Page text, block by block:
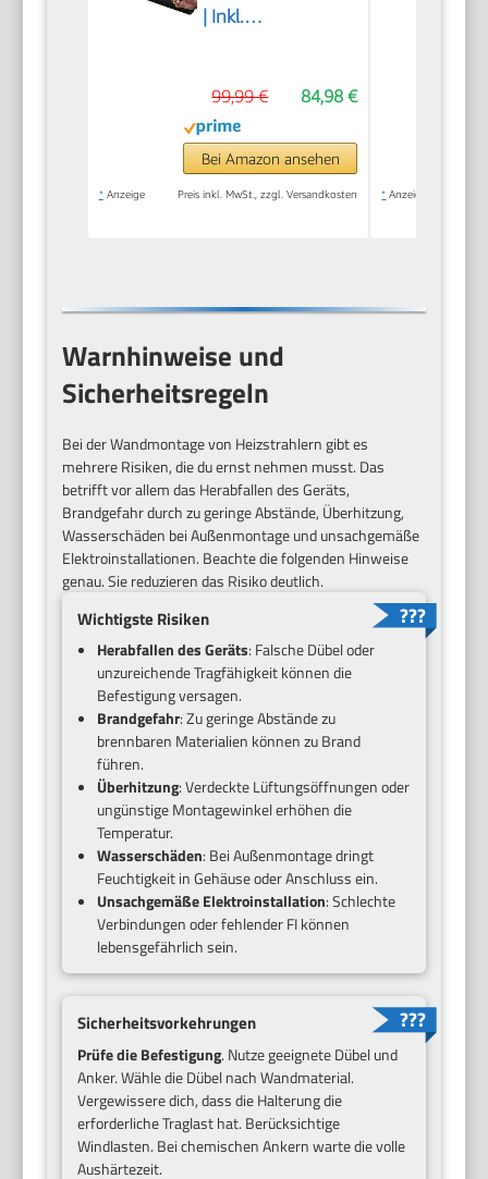
| Inkl.
84,98 €
99,99 €
Bei Amazon ansehen
*Anzeige Preis inkl. MwSt., zzgl. Versandkosten * Anzeige
Warnhinweise und
Sicherheitsregeln
Bei der Wandmontage von Heizstrahlern gibt es
mehrere Risiken, die du ernst nehmen musst. Das
betrifft vor allem das Herabfallen des Geräts,
Brandgefahr durch zu geringe Abstände, Überhitzung,
Wasserschäden bei Außenmontage und unsachgemäße
Elektroinstallationen. Beachte die folgenden Hinweise
genau. Sie reduzieren das Risiko deutlich.
Wichtigste Risiken
Herabfallen des Geräts: Falsche Dübel oder
unzureichende Tragfähigkeit können die
Befestigung versagen.
Brandgefahr: Zu geringe Abstände zu
brennbaren Materialien können zu Brand
führen.
Überhitzung: Verdeckte Lüftungsöffnungen oder
ungünstige Montagewinkel erhöhen die
Temperatur.
Wasserschäden: Bei Außenmontage dringt
Feuchtigkeit in Gehäuse oder Anschluss ein.
Unsachgemäße Elektroinstallation: Schlechte
Verbindungen oder fehlender FI können
lebensgefährlich sein.
Sicherheitsvorkehrungen
Prüfe die Befestigung. Nutze geeignete Dübel und
Anker. Wähle die Dübel nach Wandmaterial.
Vergewissere dich, dass die Halterung die
erforderliche Traglast hat. Berücksichtige
Windlasten. Bei chemischen Ankern warte die volle
Aushärtezeit.